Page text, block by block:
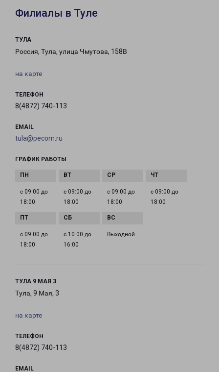
Филиалы в Туле
ТУЛА
Россия, Тула, улица Чмутова, 158В
на карте
ТЕЛЕФОН
8(4872) 740-113
EMAIL
tula@pecom.ru
ГРАФИК РАБОТЫ
с 09:00 до
18:00
с 09:00 до
18:00
с 09:00 до
18:00
с 09:00 до
18:00
с 09:00 до
18:00
с 10:00 до
16:00
Выходной
ТУЛА 9 МАЯ 3
Тула, 9 Мая, 3
на карте
ТЕЛЕФОН
8(4872) 740-113
EMAIL